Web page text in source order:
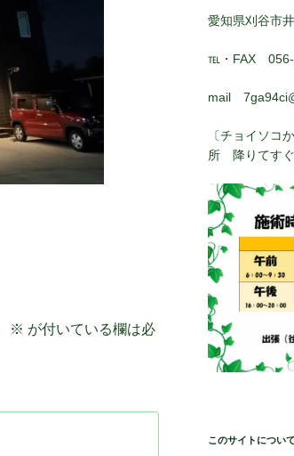
※ が付いている欄は必
愛知県刈谷市
℡・FAX 056-
mail
〔チョイソ
所 降りてすぐ
このサイトについ